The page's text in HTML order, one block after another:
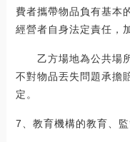
費者攜帶物品負有基本
經營者自身法定責任，
乙方場地為公共場所
不對物品丟失問題承擔
定。
7、教育機構的教育、